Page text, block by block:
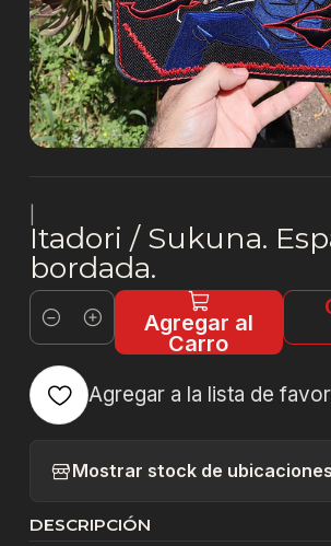
Itadori / Sukuna.
bordada.
Cantidad Agregar al
Carro
Agregar a la lista de
Mostrar stock de ubicaciones
DESCRIPCIÓN